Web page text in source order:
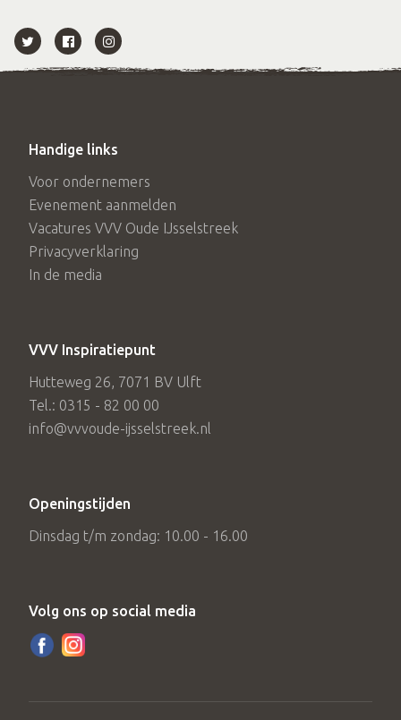
Handige links
Voor ondernemers
Evenement aanmelden
Vacatures VVV Oude IJsselstreek
Privacyverklaring
In de media
VVV Inspiratiepunt
Hutteweg 26, 7071 BV Ulft
Tel.: 0315 - 82 00 00
info@vvvoude-ijsselstreek.nl
Openingstijden
Dinsdag t/m zondag: 10.00 - 16.00
Volg ons op social media